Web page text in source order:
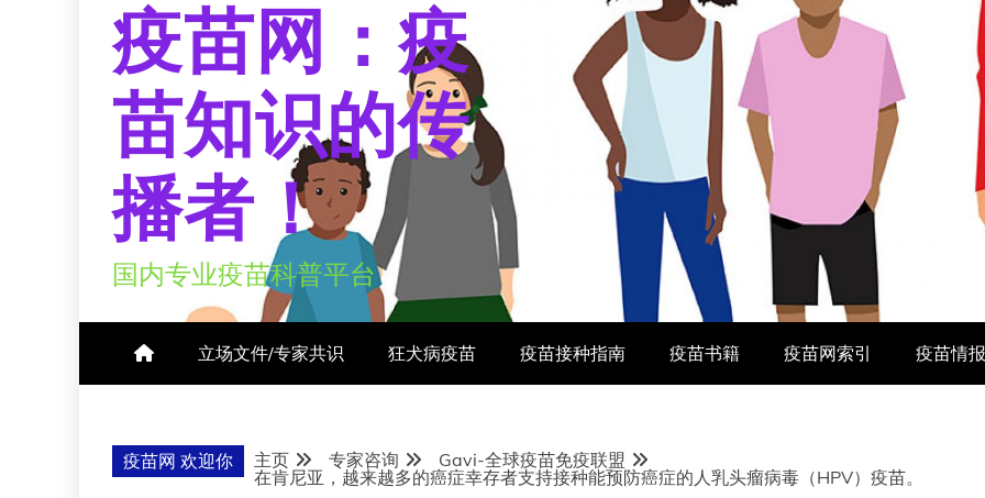
疫苗网：疫
苗知识的传
播者！
国内专业疫苗科普平台
立场文件/专家共识 狂犬病疫苗 疫苗接种指南 疫苗书籍 疫苗网索引 疫苗情
疫苗网 欢迎你 主页 专家咨询
Gavi-全球疫苗免疫联盟
在肯尼亚，越来越多的癌症幸存者支持接种能预防癌症的人乳头瘤病毒（HPV）疫苗。